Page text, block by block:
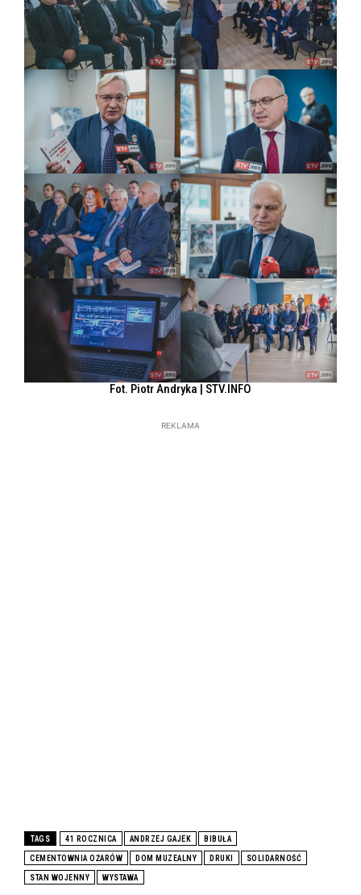
Fot. Piotr Andryka | STV.INFO
REKLAMA
TAGS 41 ROCZNICA ANDRZEJ GAJEK BIBUŁA
CEMENTOWNIA OŻARÓW DOM MUZEALNY DRUKI SOLIDARNOŚĆ
STAN WOJENNY WYSTAWA